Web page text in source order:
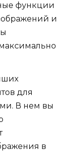
функции
и
для
В нем вы
в